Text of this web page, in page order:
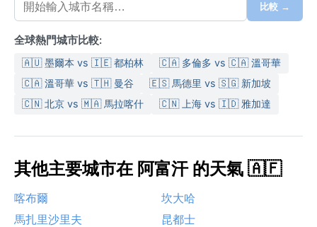
比較 →
全球熱門城市比較:
🇦🇺 墨爾本 vs 🇮🇪 都柏林
🇨🇦 多倫多 vs 🇨🇦 溫哥華
🇨🇦 溫哥華 vs 🇹🇭 曼谷
🇪🇸 馬德里 vs 🇸🇬 新加坡
🇨🇳 北京 vs 🇲🇦 馬拉喀什
🇨🇳 上海 vs 🇮🇩 雅加達
其他主要城市在 阿富汗 的天氣 🇦🇫
喀布爾
坎大哈
馬扎里沙里夫
昆都士